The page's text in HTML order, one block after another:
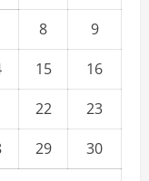
8
9
15
16
22
23
29
30